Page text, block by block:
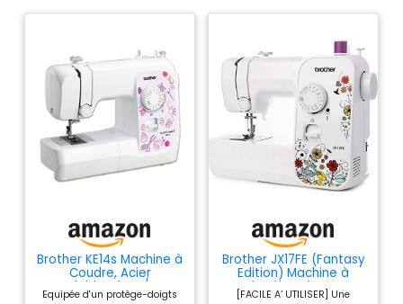
Brother KE14s Machine à
Coudre, Acier
Inoxydable, Blanc/Rose,
40 x 15 x 31 cm
Equipée d'un protège-doigts
Brother JX17FE (Fantasy
Edition) Machine à
Coudre électrique pour
Débutants, Portable, 17
[FACILE A’ UTILISER] Une